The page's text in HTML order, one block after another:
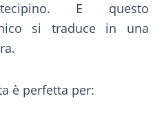
E questo
si traduce in una
è perfetta per: